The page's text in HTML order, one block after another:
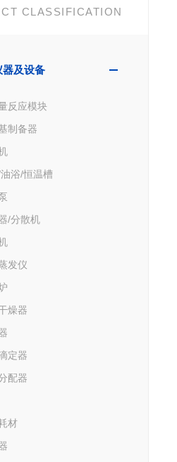
CLASSIFICATION
器及设备
反应模块
制备器
浴/恒温槽
/分散机
发仪
燥器
定器
配器
材